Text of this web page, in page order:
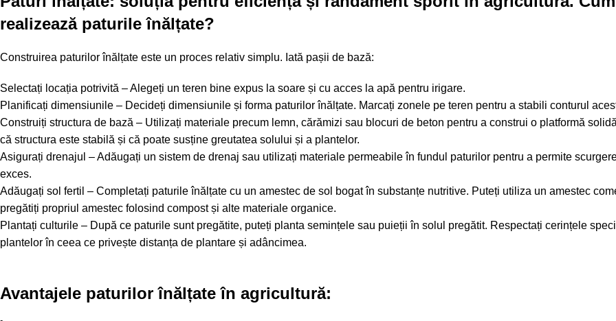
realizează paturile înălțate?
Construirea paturilor înălțate este un proces relativ simplu. Iată pașii de bază:
Selectați locația potrivită – Alegeți un teren bine expus la soare și cu acces la apă pentru irigare.
Planificați dimensiunile – Decideți dimensiunile și forma paturilor înălțate. Marcați zonele pe teren pentru a stabili conturul
Construiți structura de bază – Utilizați materiale precum lemn, cărămizi sau blocuri de beton pentru a construi o platformă
că structura este stabilă și că poate susține greutatea solului și a plantelor.
Asigurați drenajul – Adăugați un sistem de drenaj sau utilizați materiale permeabile în fundul paturilor pentru a permite
exces.
Adăugați sol fertil – Completați paturile înălțate cu un amestec de sol bogat în substanțe nutritive. Puteți utiliza un amestec
pregătiți propriul amestec folosind compost și alte materiale organice.
Plantați culturile – După ce paturile sunt pregătite, puteți planta semințele sau puieții în solul pregătit. Respectați cerințele
plantelor în ceea ce privește distanța de plantare și adâncimea.
Avantajele paturilor înălțate în agricultură: